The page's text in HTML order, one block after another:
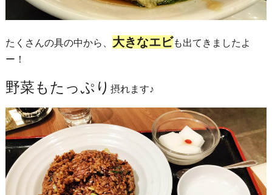
たくさんの具の中から、 大きなエビも出てきましたよ
ー！
野菜もたっぷり 摂れます♪